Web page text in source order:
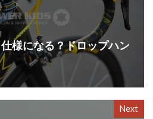
様になる？ドロップハン
Next